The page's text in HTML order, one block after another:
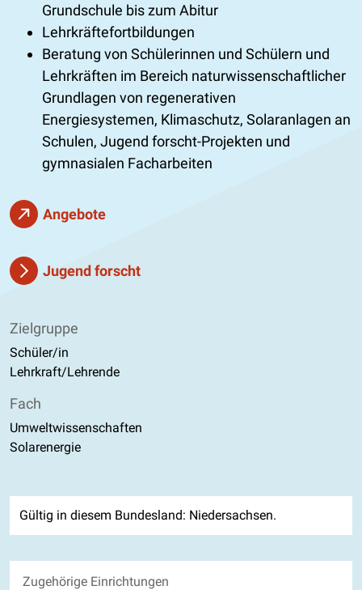
Grundschule bis zum Abitur
Lehrkräftefortbildungen
Beratung von Schülerinnen und Schülern und
Lehrkräften im Bereich naturwissenschaftlicher
Grundlagen von regenerativen
Energiesystemen, Klimaschutz, Solaranlagen an
Schulen, Jugend forscht-Projekten und
gymnasialen Facharbeiten
Angebote
Jugend forscht
Zielgruppe
Schüler/in
Lehrkraft/Lehrende
Fach
Umweltwissenschaften
Solarenergie
Gültig in diesem Bundesland: Niedersachsen.
Zugehörige Einrichtungen